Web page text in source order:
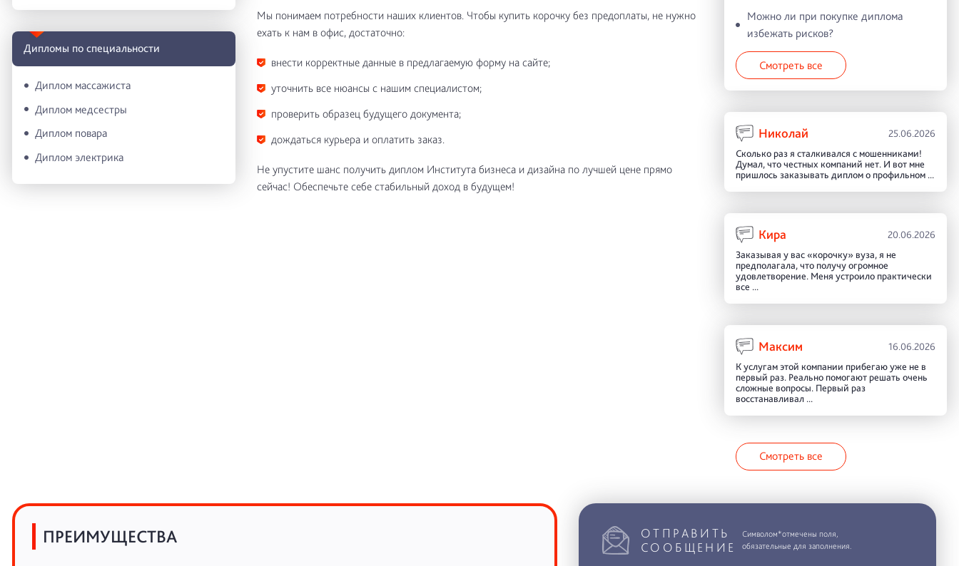
Дипломы по специальности
Диплом массажиста
Диплом медсестры
Диплом повара
Диплом электрика
Мы понимаем потребности наших клиентов. Чтобы купить корочку без предоплаты, не нужно
ехать к нам в офис, достаточно:
внести корректные данные в предлагаемую форму на сайте;
уточнить все нюансы с нашим специалистом;
проверить образец будущего документа;
дождаться курьера и оплатить заказ.
Не упустите шанс получить диплом Института бизнеса и дизайна по лучшей цене прямо
сейчас! Обеспечьте себе стабильный доход в будущем!
Можно ли при покупке диплома
избежать рисков?
Смотреть все
Николай 25.06.2026
Сколько раз я сталкивался с мошенниками!
Думал, что честных компаний нет. И вот мне
пришлось заказывать диплом о профильном ...
Кира 20.06.2026
Заказывая у вас «корочку» вуза, я не
предполагала, что получу огромное
удовлетворение. Меня устроило практически
все ...
Максим 16.06.2026
К услугам этой компании прибегаю уже не в
первый раз. Реально помогают решать очень
сложные вопросы. Первый раз
восстанавливал ...
Смотреть все
ПРЕИМУЩЕСТВА
ОТПРАВИТЬ
СООБЩЕНИЕ
Символом*отмечены поля,
обязательные для заполнения.